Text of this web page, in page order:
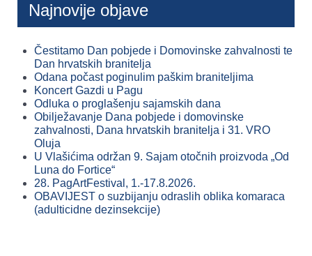
Najnovije objave
Čestitamo Dan pobjede i Domovinske zahvalnosti te
Dan hrvatskih branitelja
Odana počast poginulim paškim braniteljima
Koncert Gazdi u Pagu
Odluka o proglašenju sajamskih dana
Obilježavanje Dana pobjede i domovinske
zahvalnosti, Dana hrvatskih branitelja i 31. VRO
Oluja
U Vlašićima održan 9. Sajam otočnih proizvoda „Od
Luna do Fortice“
28. PagArtFestival, 1.-17.8.2026.
OBAVIJEST o suzbijanju odraslih oblika komaraca
(adulticidne dezinsekcije)